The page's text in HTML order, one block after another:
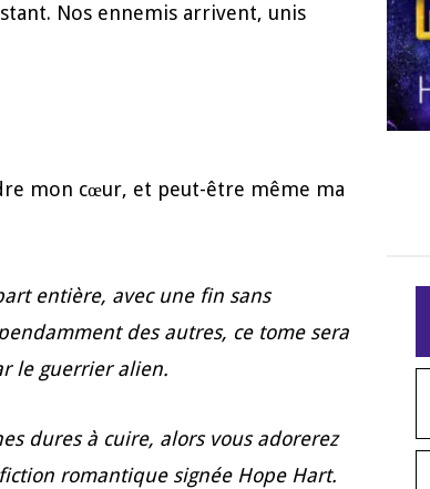
Nos ennemis arrivent, unis
mon cœur, et peut-être même ma
entière, avec une fin sans
des autres, ce tome sera
le guerrier alien.
dures à cuire, alors vous adorerez
romantique signée Hope Hart.